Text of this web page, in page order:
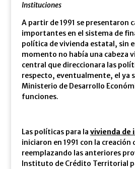
Instituciones
A partir de 1991 se presentaron
importantes en el sistema de
política de vivienda estatal, sin
momento no había una cabeza
central que direccionara las
respecto, eventualmente, el ya
Ministerio de Desarrollo
funciones.
Las políticas para la vivienda de
iniciaron en 1991 con la creación
reemplazando las anteriores
Instituto de Crédito Territorial